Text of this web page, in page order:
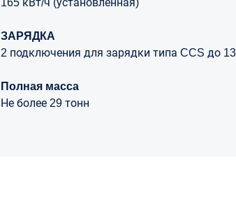
165 кВт/ч (установленная)
ЗАРЯДКА
2 подключения для зарядки типа CCS до
Полная масса
Не более 29 тонн